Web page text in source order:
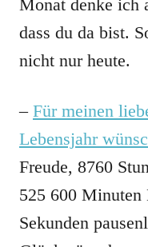
Monat denke ich
dass du da bist.
nicht nur heute.
– Für meinen
Lebensjahr
Freude, 8760
525 600 Minuten
Sekunden